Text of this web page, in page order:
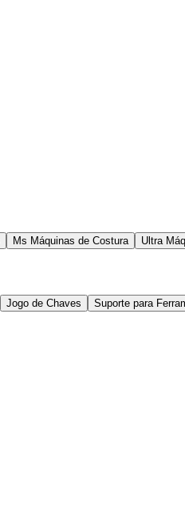
Ms Máquinas de Costura Ultra
Jogo de Chaves Suporte para